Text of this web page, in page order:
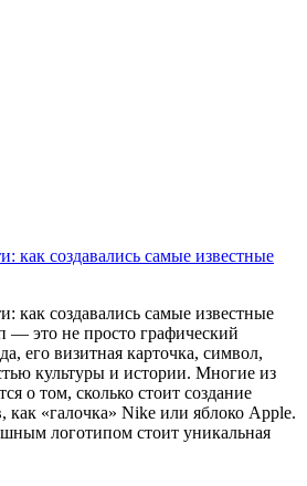
как создавались самые известные
как создавались самые известные
— это не просто графический
его визитная карточка, символ,
культуры и истории. Многие из
о том, сколько стоит создание
как «галочка» Nike или яблоко Apple.
логотипом стоит уникальная